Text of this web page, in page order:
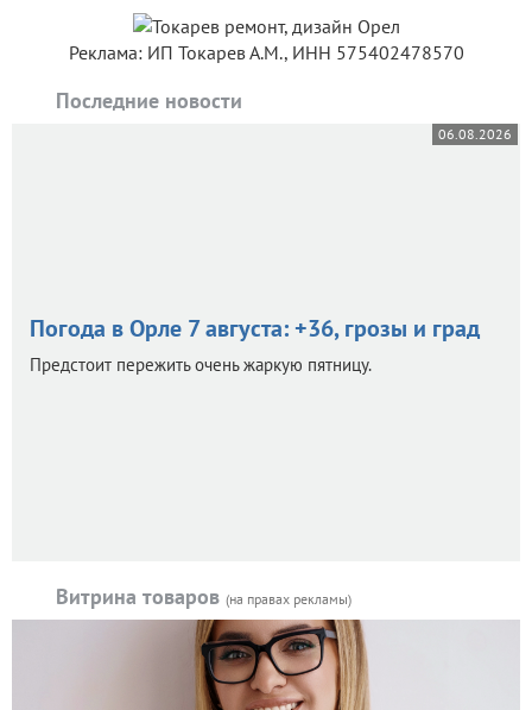
Реклама: ИП Токарев А.М., ИНН 575402478570
Последние новости
06.08.2026
Погода в Орле 7 августа: +36, грозы и град
Предстоит пережить очень жаркую пятницу.
Витрина товаров (на правах рекламы)